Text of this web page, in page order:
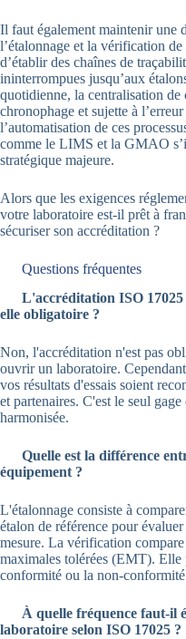
Il faut également maintenir une
l’étalonnage et la vérification
d’établir des chaînes de
ininterrompues jusqu’aux
quotidienne, la centralisation de
chronophage et sujette à
l’automatisation de ces
comme le LIMS et la GMAO
stratégique majeure.
Alors que les exigences
votre laboratoire est-il prêt à
sécuriser son accréditation ?
Questions fréquentes
L'accréditation ISO 17025
elle obligatoire ?
Non, l'accréditation n'est pas
ouvrir un laboratoire.
vos résultats d'essais soient
et partenaires. C'est le seul
harmonisée.
Quelle est la différence
équipement ?
L'étalonnage consiste à
étalon de référence pour
mesure. La vérification
maximales tolérées (EMT).
conformité ou la non-
À quelle fréquence faut-il
laboratoire selon ISO 17025 ?